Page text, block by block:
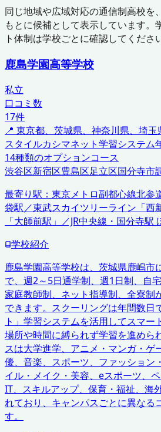
同じ地域や広域対応の通信制高校を
もとに候補として表示しています。
ト体制は学校ごとに確認してください
鹿島学園高等学校
私立
口コミ数
17件
📍 東京都、茨城県、神奈川県、埼玉
スタイルカシマネット学習システム
14種類のオプションコース
渋谷区新宿区豊島区足立区国分寺市
最寄り駅： 東京メトロ副都心線北参
袋駅／東武スカイツリーライン「西
「大師前駅」／JR中央線・国分寺駅
学校紹介
鹿島学園高等学校は、茨城県鹿嶋市
で、週2～5日通学制、週1日制、自
家庭教師制、ネット指導制、全寮制
できます。スクーリングは年間数日
ト」学習システムを活用してスマー
場所や時間に縛られず学習を進めら
スは大学進学、アニメ・マンガ・ゲ
優、音楽、スポーツ、ファッション
イル・メイク・美容、eスポーツ、ペ
IT、スキルアップ、保育・福祉、海
れており、キャンパスごとに異なる
す。